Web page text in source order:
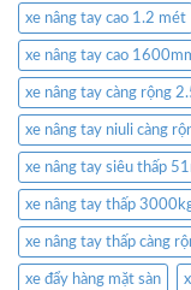
xe nâng tay cao 1.2 mét
xe nâng tay cao
xe nâng tay càng rộng
xe nâng tay niuli càng
xe nâng tay siêu thấp
xe nâng tay thấp
xe nâng tay thấp càng
xe đẩy hàng mặt sàn